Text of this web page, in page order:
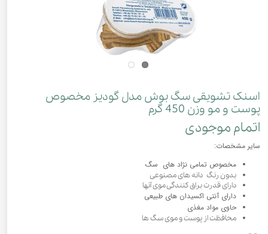
اسنک تشویقی سگ بوش مدل گودیز مخصوص
پوست و مو وزن 450 گرم
اتمام موجودی
سایر مشخصات:
مخصوص تمامی نژاد های سگ
بدون رنگ دانه های مصنوعی
دارای قدرت براق کنندگی موی آنها
دارای آنتی اکسیدان های طبیعی
حاوی مواد مغذی
محافظت از پوست و موی سگ ها